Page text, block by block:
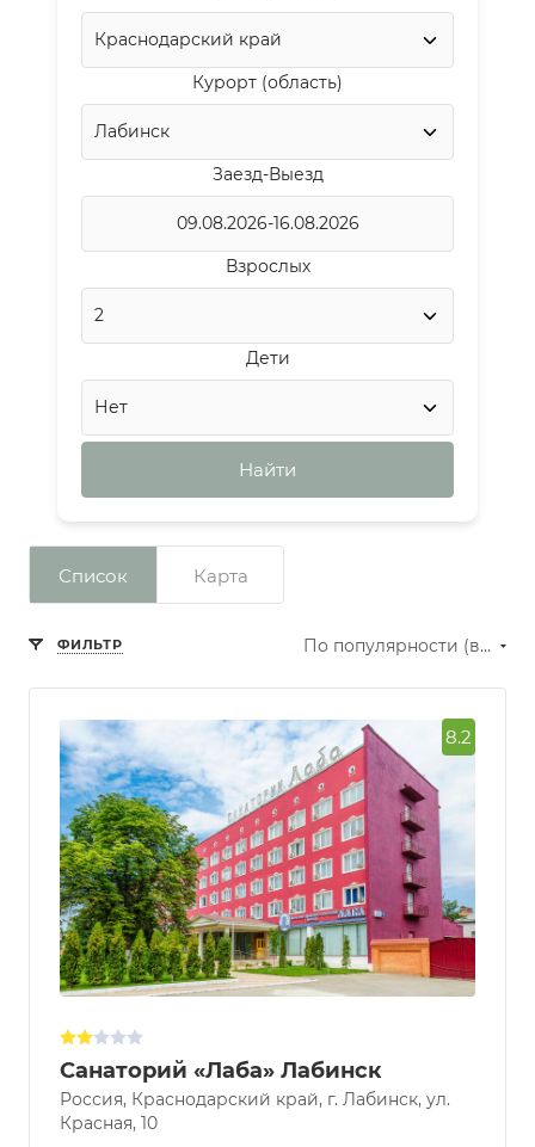
Курорт (область)
Заезд-Выезд
Взрослых
Дети
Найти
Список Карта
ФИЛЬТР По популярности (возрастание)
Сбросить фильтр
Рейтинг
Превосходно
Отлично
Очень
хорошо
Хорошо
Нормально
Количество звезд
Услуги
Бассейн
8.2
Санаторий «Лаба» Лабинск
Россия, Краснодарский край, г. Лабинск, ул.
Красная, 10